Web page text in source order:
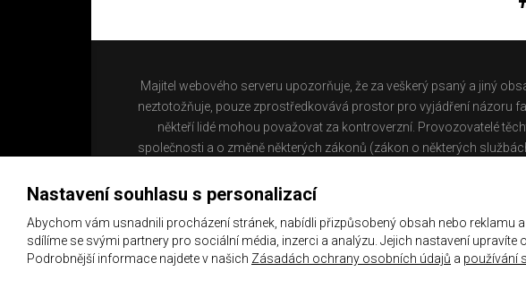
Majitel webového serveru upozorňuje, že za veškerý psaný a jiný
neztotožňuje, pouze zprostředkovává prostor pro vyjádření názoru
někteří lidé mohou považovat za kontroverzní. Provozovatelé
společnosti a o změně některých zákonů (zákon o některých
Nastavení souhlasu s personalizací
Abychom vám usnadnili procházení stránek, nabídli přizpůsobený obsah nebo
sdílíme se svými partnery pro sociální média, inzerci a analýzu. Jejich nastavení upravíte
Podrobnější informace najdete v našich Zásadách ochrany osobních údajů a používání